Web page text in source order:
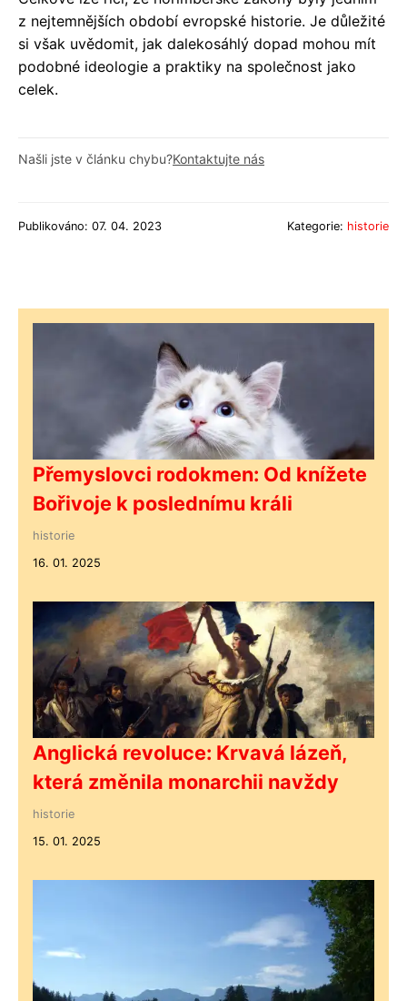
z nejtemnějších období evropské historie. Je důležité
si však uvědomit, jak dalekosáhlý dopad mohou mít
podobné ideologie a praktiky na společnost jako
celek.
Našli jste v článku chybu?Kontaktujte nás
Publikováno: 07. 04. 2023 Kategorie: historie
Přemyslovci rodokmen: Od knížete
Bořivoje k poslednímu králi
historie
16. 01. 2025
Anglická revoluce: Krvavá lázeň,
která změnila monarchii navždy
historie
15. 01. 2025